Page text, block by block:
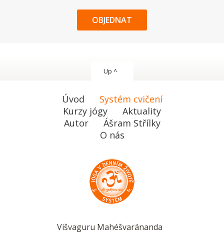
OBJEDNAT
Up ^
Úvod
Systém cvičení
Kurzy jógy
Aktuality
Autor
Ášram Střílky
O nás
Višvaguru Mahéšvaránanda